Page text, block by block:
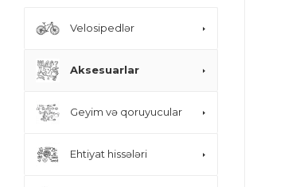
Velosipedlər
Aksesuarlar
Geyim və qoruyucular
Ehtiyat hissələri